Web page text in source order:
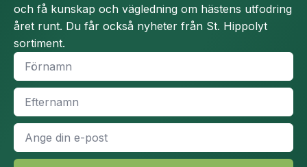
och få kunskap och vägledning om hästens utfodring
året runt. Du får också nyheter från St. Hippolyt
sortiment.
Namn
Efternamn
E-
post
*